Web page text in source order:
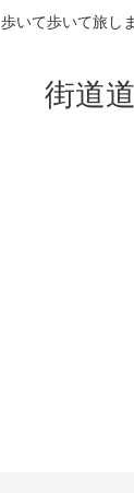
歩いて歩いて旅し
街道